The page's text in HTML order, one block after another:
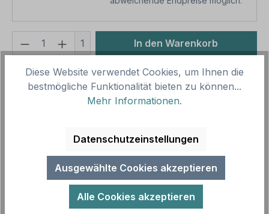
Produkt Anzahl: Gib den
1 In den Warenkorb
Produktnummer:SH11026
Vorlagenummer: BS-FW-56
Brandschutzschild Feuerwehrzufahrt Tag und
Nacht freihalten. Brandschutzschilder dienen der
Kennzeichnung von brandschutztec…Mehr
Diese Website verwendet Cookies, um Ihnen die
bestmögliche Funktionalität bieten zu können...
Mehr Informationen.
Datenschutzeinstellungen
Ausgewählte Cookies akzeptieren
Alle Cookies akzeptieren